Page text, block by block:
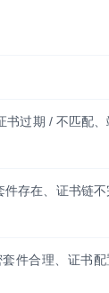
书过期 / 不匹配、
件存在、证书链不
件合理、证书配